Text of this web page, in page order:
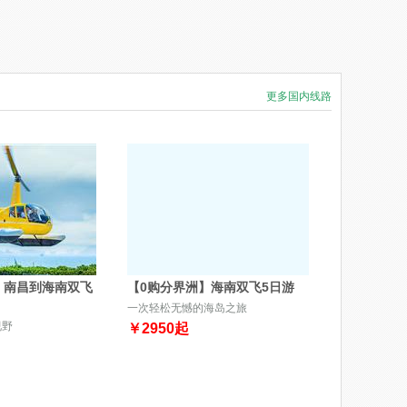
更多国内线路
昌到海南双飞 【0购分界洲】海南双飞5日游
一次轻松无憾的海岛之旅
￥2950起